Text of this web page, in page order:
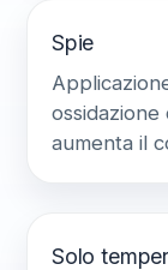
Spie
aumenta il
Solo